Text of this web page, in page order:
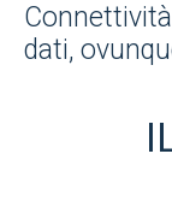
dati,